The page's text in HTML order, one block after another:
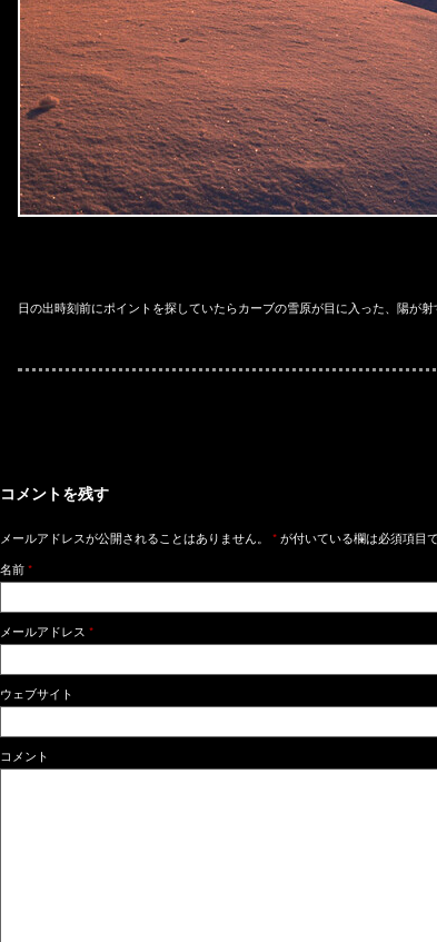
日の出時刻前にポイントを探していたらカーブの雪原が目に入った、陽が射
コメントを残す
メールアドレスが公開されることはありません。 *が付いている欄は必須項目
名前*
メールアドレス *
ウェブサイト
コメント